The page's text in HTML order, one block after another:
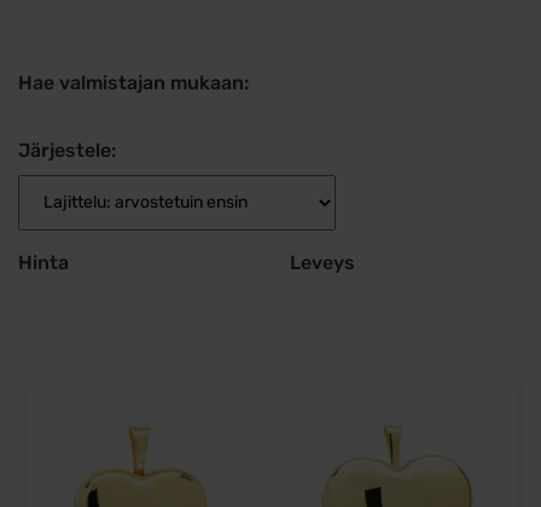
Hae valmistajan mukaan:
Järjestele:
Hinta Leveys